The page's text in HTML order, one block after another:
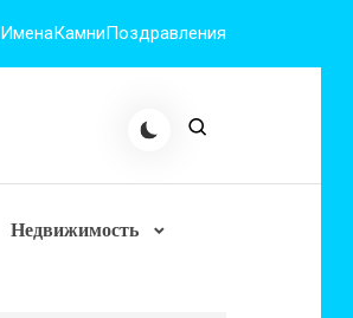
ИменаКамниПоздравления
Недвижимость